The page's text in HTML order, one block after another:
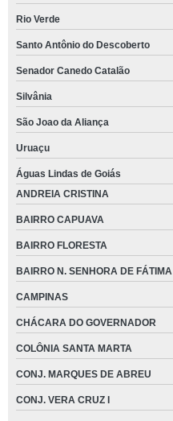
Rio Verde
Santo Antônio do Descoberto
Senador Canedo Catalão
Silvânia
São Joao da Aliança
Uruaçu
Águas Lindas de Goiás
ANDREIA CRISTINA
BAIRRO CAPUAVA
BAIRRO FLORESTA
BAIRRO N. SENHORA DE FÁTIMA
CAMPINAS
CHÁCARA DO GOVERNADOR
COLÔNIA SANTA MARTA
CONJ. MARQUES DE ABREU
CONJ. VERA CRUZ I